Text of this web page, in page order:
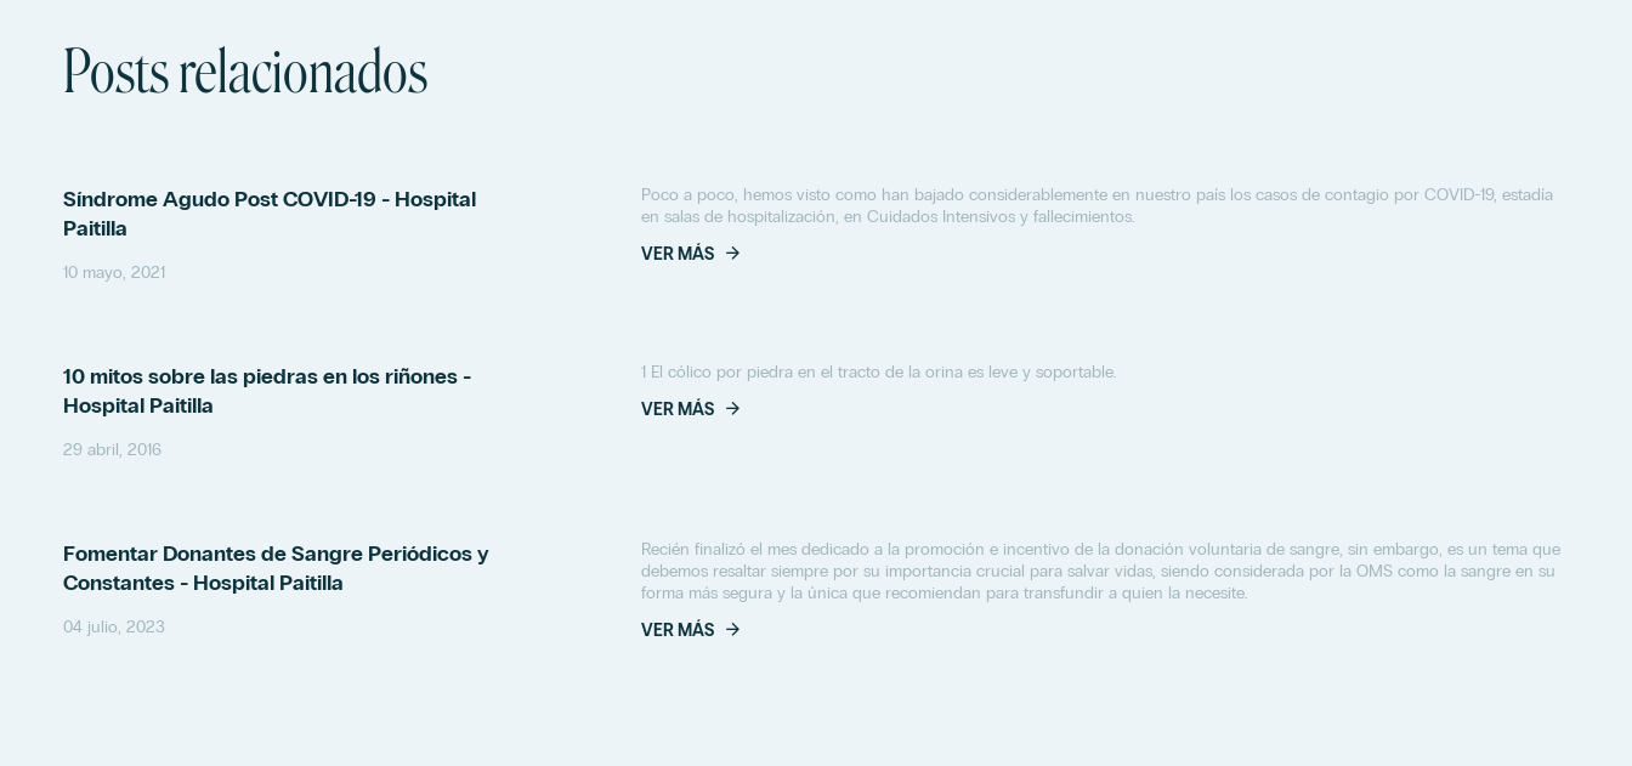
Posts relacionados
Síndrome Agudo Post COVID-19 - Hospital
Paitilla
10 mayo, 2021
Poco a poco, hemos visto como han bajado considerablemente en nuestro país los casos de contagio por COVID-19, estadía
en salas de hospitalización, en Cuidados Intensivos y fallecimientos.
VER MÁS
10 mitos sobre las piedras en los riñones -
Hospital Paitilla
29 abril, 2016
1 El cólico por piedra en el tracto de la orina es leve y soportable.
VER MÁS
Fomentar Donantes de Sangre Periódicos y
Constantes - Hospital Paitilla
04 julio, 2023
Recién finalizó el mes dedicado a la promoción e incentivo de la donación voluntaria de sangre, sin embargo, es un tema que
debemos resaltar siempre por su importancia crucial para salvar vidas, siendo considerada por la OMS como la sangre en su
forma más segura y la única que recomiendan para transfundir a quien la necesite.
VER MÁS